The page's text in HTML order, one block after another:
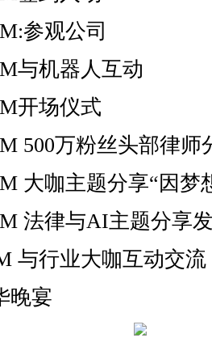
参观公司
与机器人互动
开场仪式
500万粉丝头部律
大咖主题分享“因梦
法律与AI主题分享
与行业大咖互动交流
晚宴